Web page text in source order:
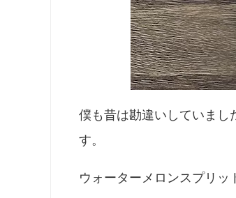
僕も昔は勘違いしていまし
す。
ウォーターメロンスプリッ